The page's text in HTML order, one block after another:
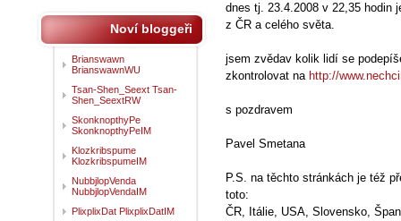
dnes tj. 23.4.2008 v 22,35 hodin
z ČR a celého světa.
jsem zvědav kolik lidí se
zkontrolovat na http://
s pozdravem
Pavel Smetana
P.S. na těchto stránkách je též
toto:
ČR, Itálie, USA, Slovensko,
Noví bloggeři
Brianswawn
BrianswawnWU
Tsan-Shen_Seext Tsan-
Shen_SeextRW
SkonknopthyPe
SkonknopthyPeIM
Klozkribspume
KlozkribspumeIM
NubbjlopVenda
NubbjlopVendaIM
PlixplixDat PlixplixDatIM